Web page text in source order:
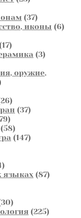
3737
товаров
иконы 66
1717
товаров
33
оружие,
2626
товаров
3737
179
товаров
5858
товаров
147147
264
товара
языках 8787
3030
товаров
225225